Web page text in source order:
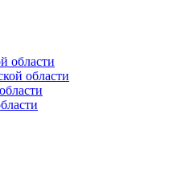
области
области